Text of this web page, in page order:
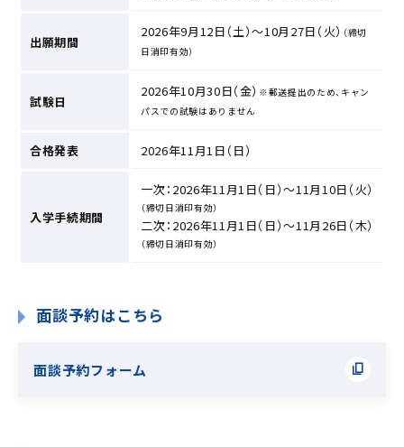
出願期間
2026年9月12日（土）～10月27日（火） （締切
日消印有効）
試験日
2026年10月30日（金） ※郵送提出のため、キャン
パスでの試験はありません
合格発表 2026年11月1日（日）
入学手続期間
一次：2026年11月1日（日）～11月10日（火）
（締切日消印有効）
二次：2026年11月1日（日）～11月26日（木）
（締切日消印有効）
面談予約はこちら
面談予約フォーム